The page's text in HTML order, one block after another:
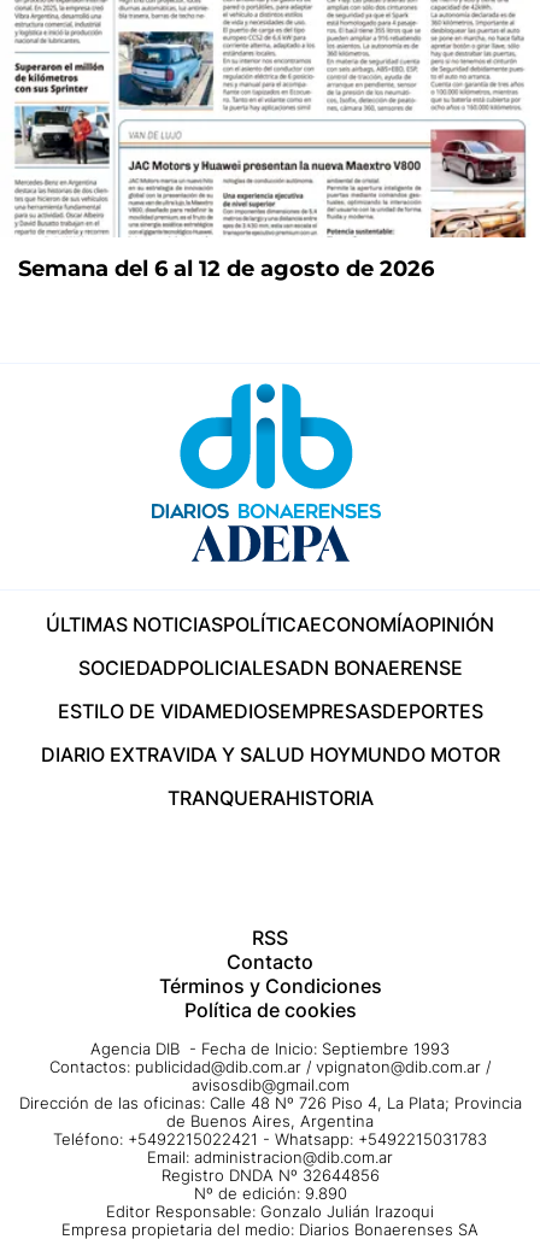
Semana del 6 al 12 de agosto de 2026
ÚLTIMAS NOTICIASPOLÍTICAECONOMÍAOPINIÓN
SOCIEDADPOLICIALESADN BONAERENSE
ESTILO DE VIDAMEDIOSEMPRESASDEPORTES
DIARIO EXTRAVIDA Y SALUD HOYMUNDO MOTOR
TRANQUERAHISTORIA
RSS
Contacto
Términos y Condiciones
Política de cookies
Agencia DIB - Fecha de Inicio: Septiembre 1993
Contactos: publicidad@dib.com.ar / vpignaton@dib.com.ar /
avisosdib@gmail.com
Dirección de las oficinas: Calle 48 Nº 726 Piso 4, La Plata; Provincia
de Buenos Aires, Argentina
Teléfono: +5492215022421 - Whatsapp: +5492215031783
Email: administracion@dib.com.ar
Registro DNDA Nº 32644856
Nº de edición: 9.890
Editor Responsable: Gonzalo Julián Irazoqui
Empresa propietaria del medio: Diarios Bonaerenses SA